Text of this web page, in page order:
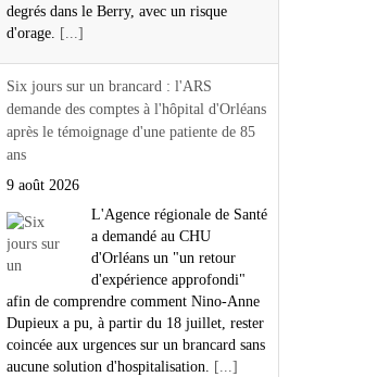
degrés dans le Berry, avec un risque
d'orage.
[...]
Six jours sur un brancard : l'ARS
demande des comptes à l'hôpital d'Orléans
après le témoignage d'une patiente de 85
ans
9 août 2026
L'Agence régionale de Santé
a demandé au CHU
d'Orléans un "un retour
d'expérience approfondi"
afin de comprendre comment Nino-Anne
Dupieux a pu, à partir du 18 juillet, rester
coincée aux urgences sur un brancard sans
aucune solution d'hospitalisation.
[...]